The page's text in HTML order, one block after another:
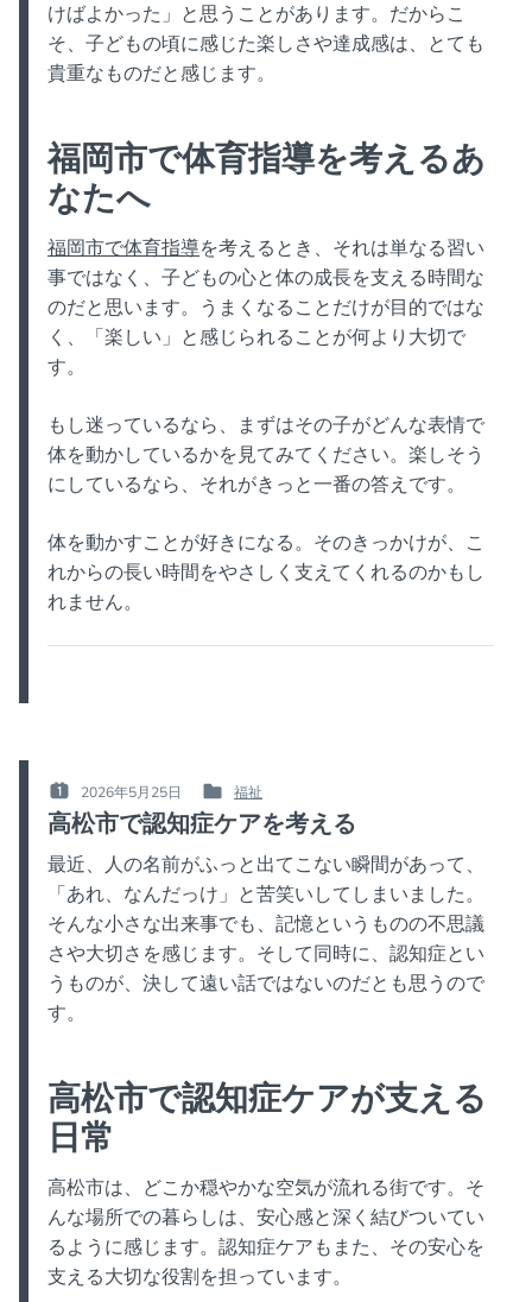
けばよかった」と思うことがあります。だからこ
そ、子どもの頃に感じた楽しさや達成感は、とても
貴重なものだと感じます。
福岡市で体育指導を考えるあ
なたへ
福岡市で体育指導を考えるとき、それは単なる習い
事ではなく、子どもの心と体の成長を支える時間な
のだと思います。うまくなることだけが目的ではな
く、「楽しい」と感じられることが何より大切で
す。
もし迷っているなら、まずはその子がどんな表情で
体を動かしているかを見てみてください。楽しそう
にしているなら、それがきっと一番の答えです。
体を動かすことが好きになる。そのきっかけが、こ
れからの長い時間をやさしく支えてくれるのかもし
れません。
POSTED
ON
2026年5月25日
POSTED
IN
福祉
高松市で認知症ケアを考える
最近、人の名前がふっと出てこない瞬間があって、
「あれ、なんだっけ」と苦笑いしてしまいました。
そんな小さな出来事でも、記憶というものの不思議
さや大切さを感じます。そして同時に、認知症とい
うものが、決して遠い話ではないのだとも思うので
す。
高松市で認知症ケアが支える
日常
高松市は、どこか穏やかな空気が流れる街です。そ
んな場所での暮らしは、安心感と深く結びついてい
るように感じます。認知症ケアもまた、その安心を
支える大切な役割を担っています。